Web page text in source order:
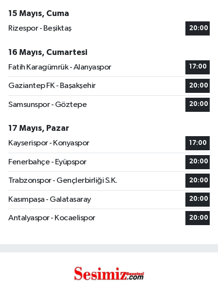
15 Mayıs, Cuma
Rizespor - Beşiktaş
20:00
16 Mayıs, Cumartesi
Fatih Karagümrük - Alanyaspor
17:00
Gaziantep FK - Başakşehir 20:00
Samsunspor - Göztepe 20:00
17 Mayıs, Pazar
Kayserispor - Konyaspor
17:00
Fenerbahçe - Eyüpspor 20:00
Trabzonspor - Gençlerbirliği S.K. 20:00
Kasımpaşa - Galatasaray 20:00
Antalyaspor - Kocaelispor 20:00